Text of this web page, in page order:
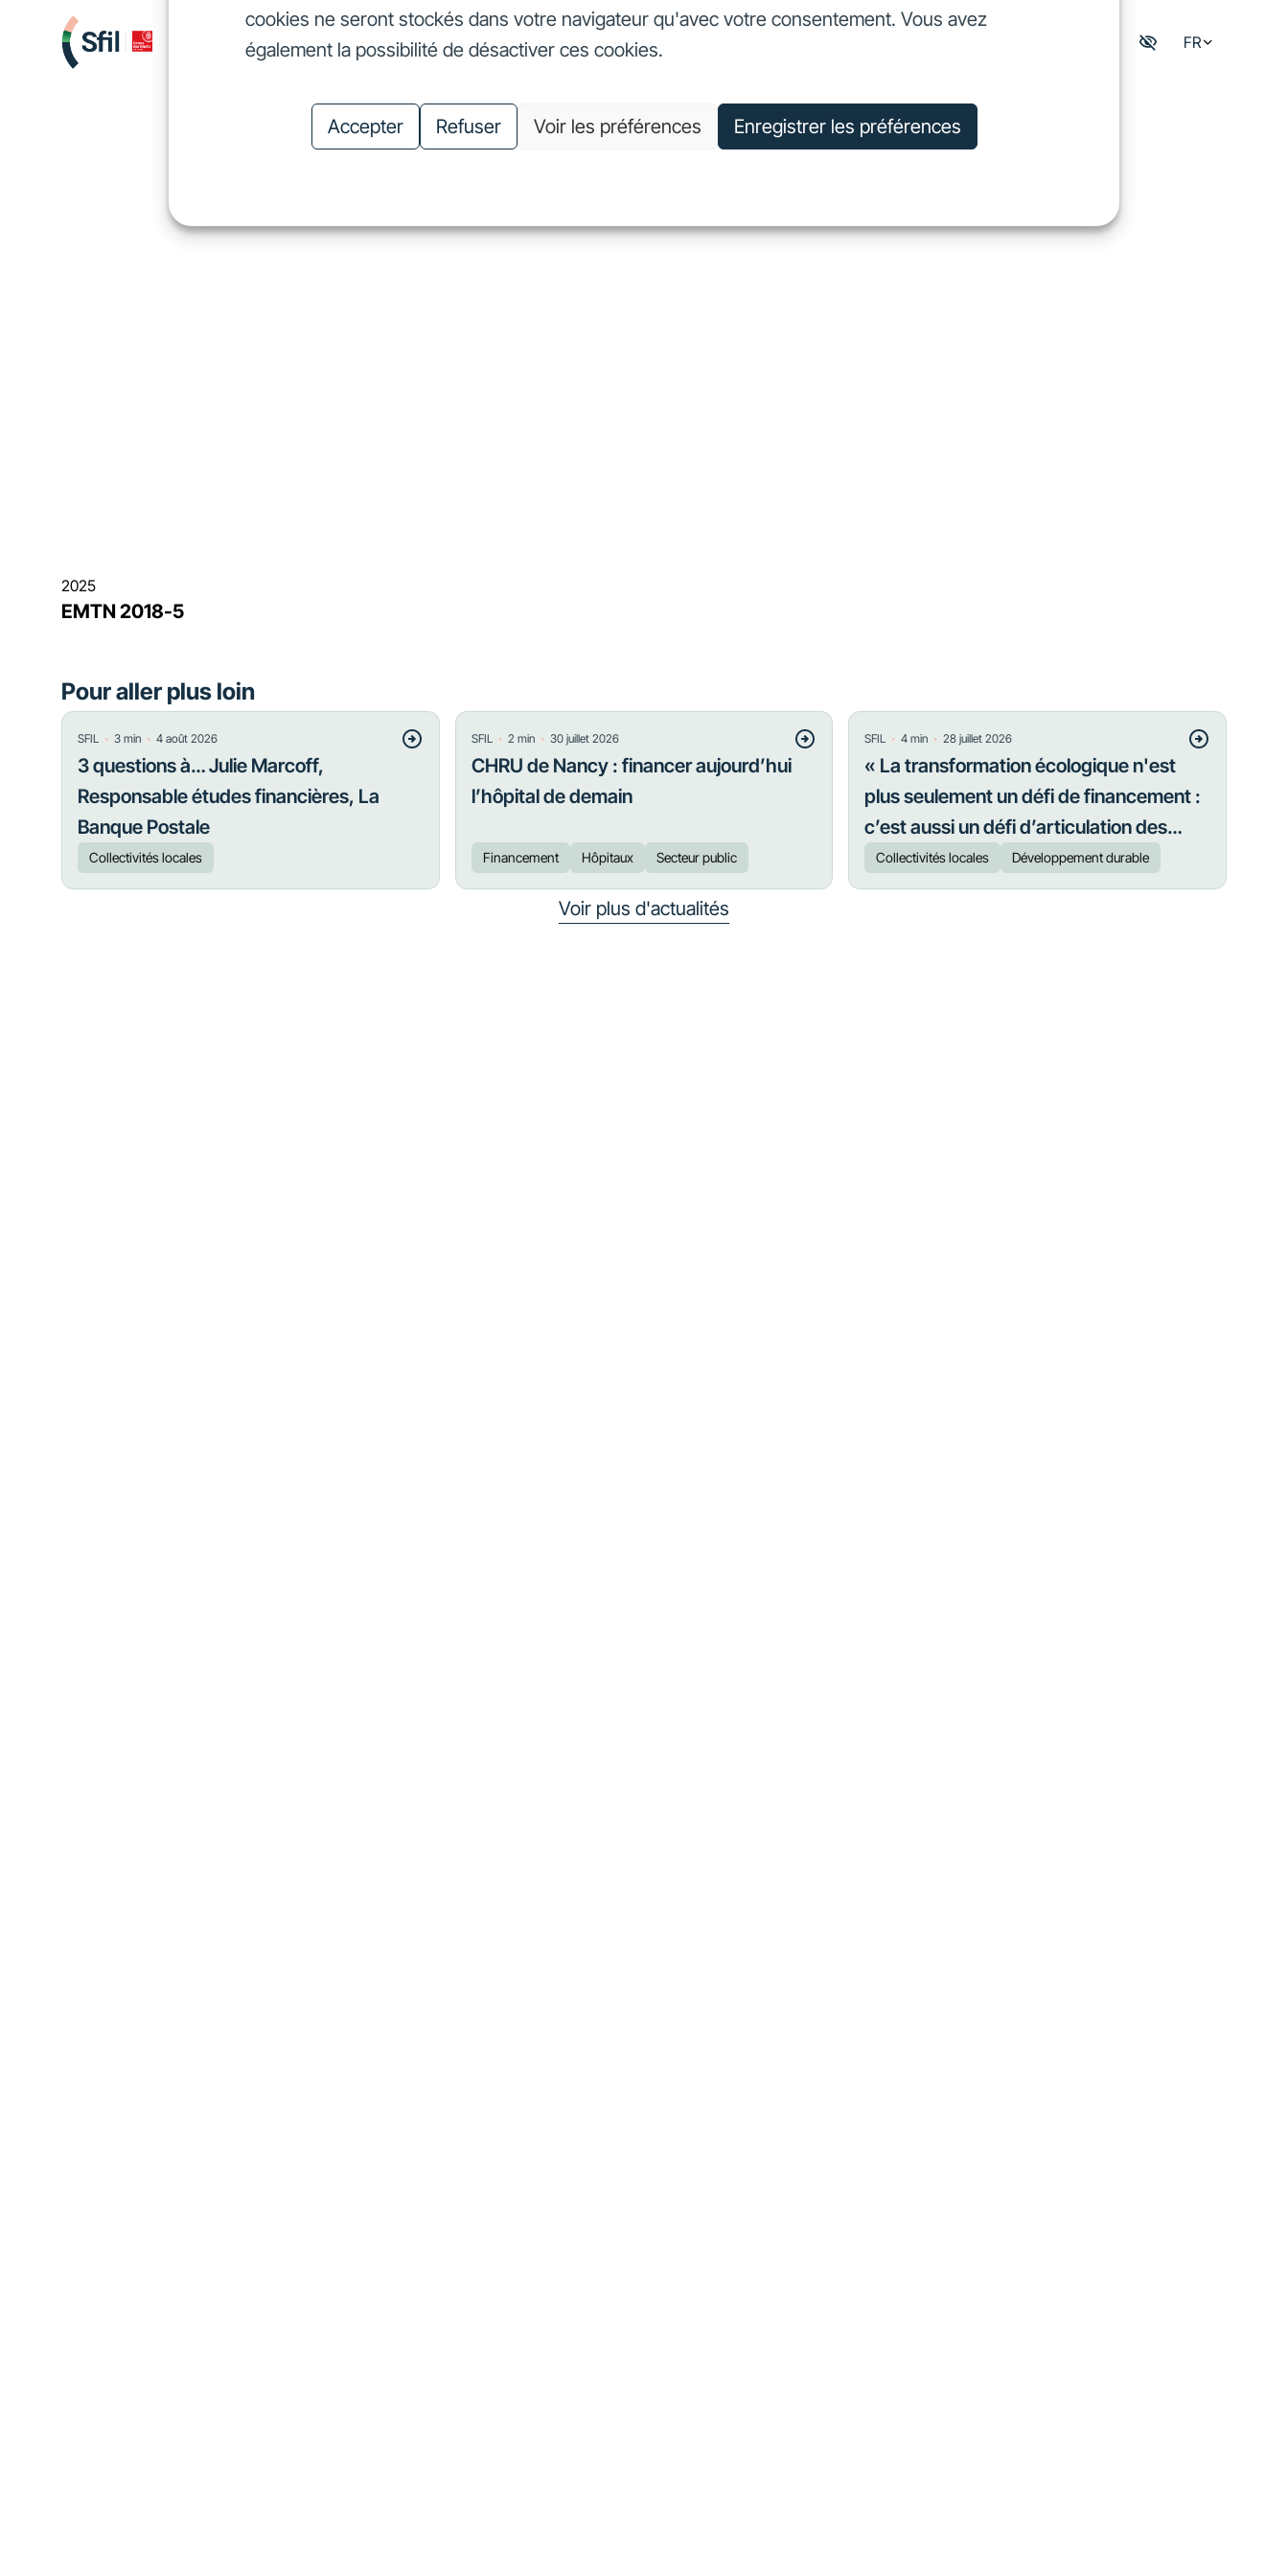
cookies ne seront stockés dans votre navigateur qu'avec votre consentement. Vous avez
également la possibilité de désactiver ces cookies.
Accepter Refuser Voir les préférences Enregistrer les préférences
Nous finançons
Nous finançons
Investisseurs
Investisseurs
Nos engagements
Nos engagements
Nous connaître FR
2025
EMTN 2018-5
Pour aller plus loin
SFIL ・ 3 min ・ 4 août 2026
3 questions à… Julie Marcoff,
Responsable études financières, La
Banque Postale
Collectivités locales
SFIL・ 2 min・ 30 juillet 2026
CHRU de Nancy : financer aujourd’hui
l’hôpital de demain
Financement Hôpitaux Secteur public
SFIL ・4 min ・28 juillet 2026
« La transformation écologique n'est
plus seulement un défi de financement :
c’est aussi un défi d’articulation des
priorités »
Collectivités locales Développement durable
Voir plus d'actualités